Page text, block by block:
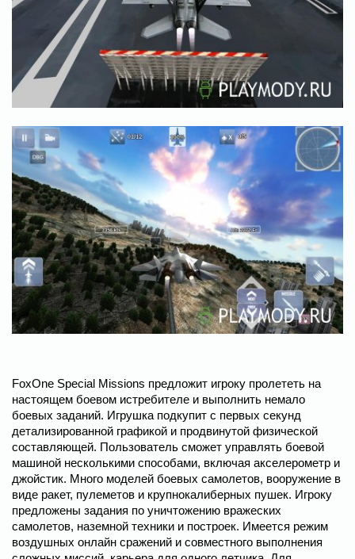
FoxOne Special Missions предложит игроку пролететь на
настоящем боевом истребителе и выполнить немало
боевых заданий. Игрушка подкупит с первых секунд
детализированной графикой и продвинутой физической
составляющей. Пользователь сможет управлять боевой
машиной несколькими способами, включая акселерометр и
джойстик. Много моделей боевых самолетов, вооружение в
виде ракет, пулеметов и крупнокалиберных пушек. Игроку
предложены задания по уничтожению вражеских
самолетов, наземной техники и построек. Имеется режим
воздушных онлайн сражений и совместного выполнения